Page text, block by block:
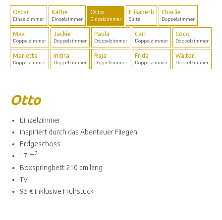
Oscar
Einzelzimmer
Käthe
Einzelzimmer
Otto
Einzelzimmer
Elisabeth
Suite
Charlie
Doppelzimmer
Max
Doppelzimmer
Jackie
Doppelzimmer
Paula
Doppelzimmer
Carl
Doppelzimmer
Coco
Doppelzimmer
Marietta
Doppelzimmer
Indira
Doppelzimmer
Raja
Doppelzimmer
Frida
Doppelzimmer
Walter
Doppelzimmer
Otto
Einzelzimmer
inspiriert durch das Abenteuer Fliegen
Erdgeschoss
17 m2
Boxspringbett 210 cm lang
TV
95 € inklusive Frühstück